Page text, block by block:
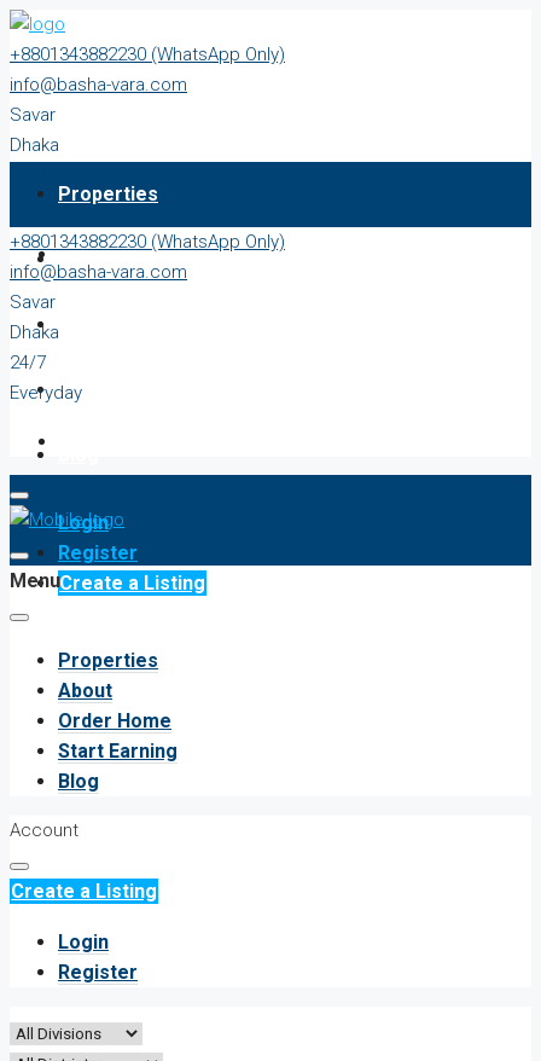
+8801343882230 (WhatsApp Only)
info@basha-vara.com
Savar
Dhaka
EverydayProperties
About
Start Earning
Login
Register
Create a Listing
+8801343882230 (WhatsApp Only)
info@basha-vara.com
Savar
Dhaka
24/7
Everyday
Menu
Properties
About
Order Home
Start Earning
Blog
Account
Create a Listing
Login
Register